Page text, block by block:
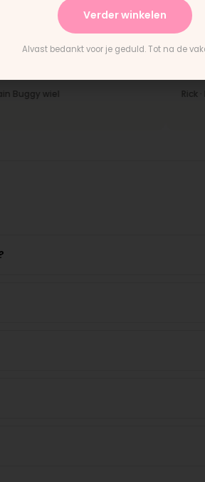
wiel
★★★★★
Rick ·
Verder winkelen
Alvast bedankt voor je geduld. Tot na de